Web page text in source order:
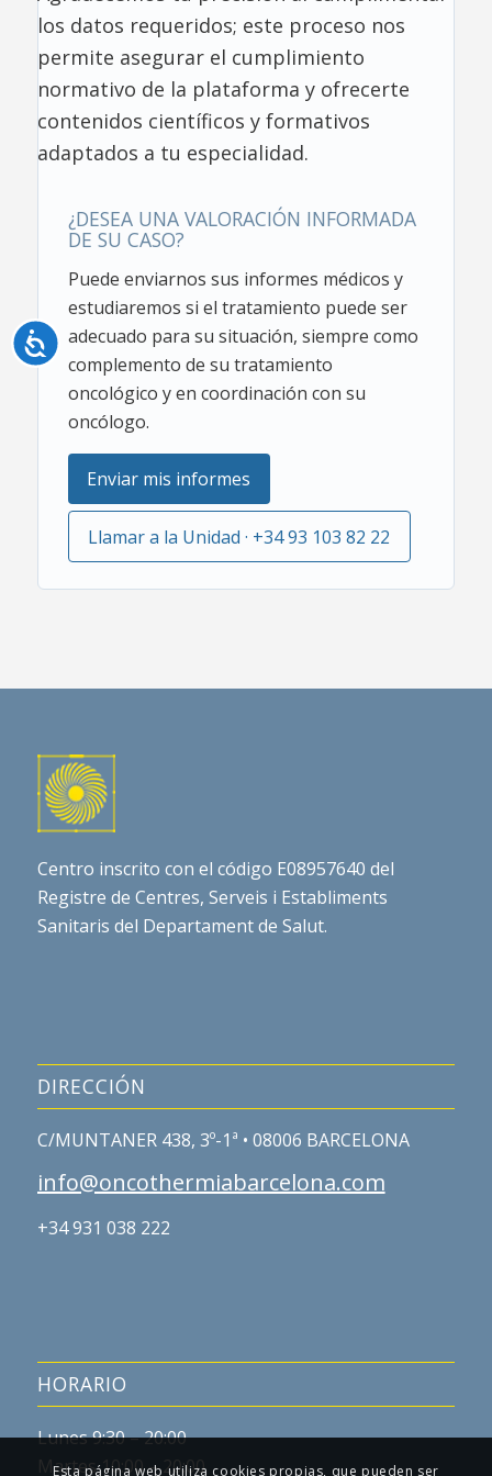
Accesibilidad
los datos requeridos; este proceso nos
permite asegurar el cumplimiento
normativo de la plataforma y ofrecerte
contenidos científicos y formativos
adaptados a tu especialidad.
¿DESEA UNA VALORACIÓN INFORMADA
DE SU CASO?
Puede enviarnos sus informes médicos y
estudiaremos si el tratamiento puede ser
adecuado para su situación, siempre como
complemento de su tratamiento
oncológico y en coordinación con su
oncólogo.
Enviar mis informes
Llamar a la Unidad · +34 93 103 82 22
Centro inscrito con el código E08957640 del
Registre de Centres, Serveis i Establiments
Sanitaris del Departament de Salut.
DIRECCIÓN
C/MUNTANER 438, 3º-1ª • 08006 BARCELONA
info@oncothermiabarcelona.com
+34 931 038 222
HORARIO
Lunes 9:30 – 20:00
Martes 10:00 – 20:00
Esta página web utiliza cookies propias, que pueden ser